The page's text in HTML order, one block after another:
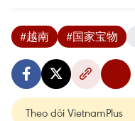
#越南 #国家宝物
Theo dõi VietnamPlus